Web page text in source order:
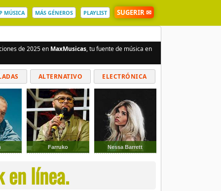
MÚSICA MÁS GÉNEROS PLAYLIST SUGERIR ✉
de 2025 en MaxMusicas, tu fuente de música en
ALTERNATIVO ELECTRÓNICA
Farruko Nessa Barrett
en línea.